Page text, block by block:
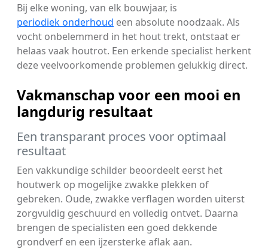
Bij elke woning, van elk bouwjaar, is
periodiek onderhoud een absolute noodzaak. Als
vocht onbelemmerd in het hout trekt, ontstaat er
helaas vaak houtrot. Een erkende specialist herkent
deze veelvoorkomende problemen gelukkig direct.
Vakmanschap voor een mooi en
langdurig resultaat
Een transparant proces voor optimaal
resultaat
Een vakkundige schilder beoordeelt eerst het
houtwerk op mogelijke zwakke plekken of
gebreken. Oude, zwakke verflagen worden uiterst
zorgvuldig geschuurd en volledig ontvet. Daarna
brengen de specialisten een goed dekkende
grondverf en een ijzersterke aflak aan.